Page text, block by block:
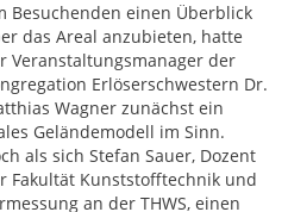
Besuchenden einen Überblick
das Areal anzubieten, hatte
Veranstaltungsmanager der
Erlöserschwestern Dr.
Wagner zunächst ein
Geländemodell im Sinn.
als sich Stefan Sauer, Dozent
Fakultät Kunststofftechnik und
an der THWS, einen